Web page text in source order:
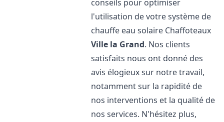
conseils pour optimiser
l'utilisation de votre système de
chauffe eau solaire Chaffoteaux
Ville la Grand. Nos clients
satisfaits nous ont donné des
avis élogieux sur notre travail,
notamment sur la rapidité de
nos interventions et la qualité de
nos services. N'hésitez plus,